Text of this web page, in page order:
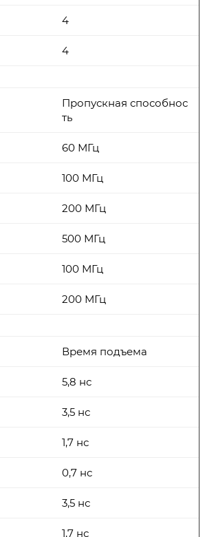
4
4
Пропускная способнос
ть
60 МГц
100 МГц
200 МГц
500 МГц
100 МГц
200 МГц
Время подъема
5,8 нс
3,5 нс
1,7 нс
0,7 нс
3,5 нс
1,7 нс